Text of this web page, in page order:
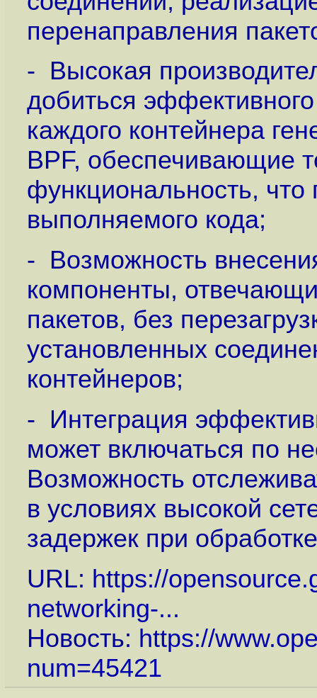
перенаправления
- Высокая
добиться
каждого контейнера
BPF, обеспечивающие
функциональность,
выполняемого кода;
- Возможность
компоненты,
пакетов, без
установленных
контейнеров;
- Интеграция
может включаться по
Возможность
в условиях высокой
задержек при
URL: https://
networking-...
Новость: https://
num=45421